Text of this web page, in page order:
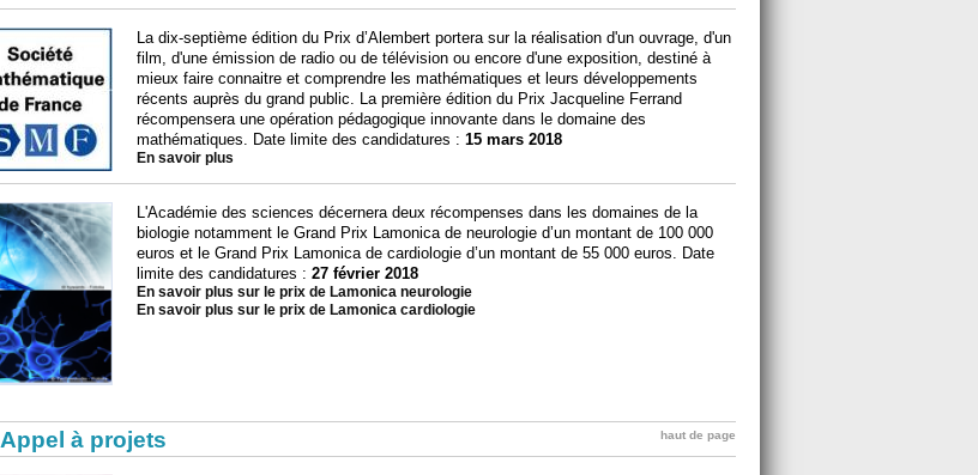
La dix-septième édition du Prix d’Alembert portera sur la réalisation d'un ouvrage, d'un
film, d'une émission de radio ou de télévision ou encore d'une exposition, destiné à
mieux faire connaitre et comprendre les mathématiques et leurs développements
récents auprès du grand public. La première édition du Prix Jacqueline Ferrand
récompensera une opération pédagogique innovante dans le domaine des
mathématiques. Date limite des candidatures : 15 mars 2018
En savoir plus
L'Académie des sciences décernera deux récompenses dans les domaines de la
biologie notamment le Grand Prix Lamonica de neurologie d’un montant de 100 000
euros et le Grand Prix Lamonica de cardiologie d’un montant de 55 000 euros. Date
limite des candidatures : 27 février 2018
En savoir plus sur le prix de Lamonica neurologie
En savoir plus sur le prix de Lamonica cardiologie
Appel à projets haut de page